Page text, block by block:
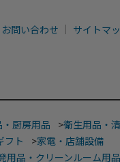
お問い合わせ サイトマ
厨房用品 >衛生用品・
フト
>家電・店舗設備
用品・クリーンルーム用品